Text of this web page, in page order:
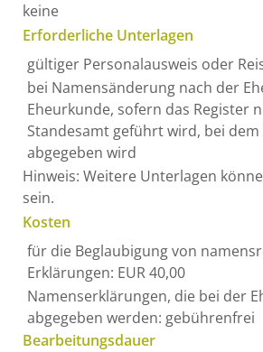
keine
Erforderliche Unterlagen
gültiger Personalausweis oder
bei Namensänderung nach der
Eheurkunde, sofern das Register
Standesamt geführt wird, bei
abgegeben wird
Hinweis: Weitere Unterlagen
sein.
Kosten
für die Beglaubigung von
Erklärungen: EUR 40,00
Namenserklärungen, die bei der
abgegeben werden: gebührenfrei
Bearbeitungsdauer